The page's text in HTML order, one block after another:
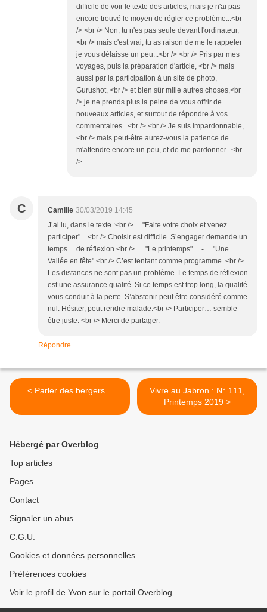
difficile de voir le texte des articles, mais je n'ai pas
encore trouvé le moyen de régler ce problème...<br
/> <br /> Non, tu n'es pas seule devant l'ordinateur,
<br /> mais c'est vrai, tu as raison de me le rappeler
je vous délaisse un peu...<br /> <br /> Pris par mes
voyages, puis la préparation d'article, <br /> mais
aussi par la participation à un site de photo,
Gurushot, <br /> et bien sûr mille autres choses,<br
/> je ne prends plus la peine de vous offrir de
nouveaux articles, et surtout de répondre à vos
commentaires...<br /> <br /> Je suis impardonnable,
<br /> mais peut-être aurez-vous la patience de
m'attendre encore un peu, et de me pardonner...<br
/>
C Camille 30/03/2019 14:45
J’ai lu, dans le texte :<br /> …"Faite votre choix et venez
participer"…<br /> Choisir est difficile. S’engager demande un
temps… de réflexion.<br /> … "Le printemps"… - …"Une
Vallée en fête" <br /> C’est tentant comme programme. <br />
Les distances ne sont pas un problème. Le temps de réflexion
est une assurance qualité. Si ce temps est trop long, la qualité
vous conduit à la perte. S’abstenir peut être considéré comme
nul. Hésiter, peut rendre malade.<br /> Participer… semble
être juste. <br /> Merci de partager.
Répondre
< Parler des bergers...
Vivre au Jabron : N° 111,
Printemps 2019 >
Hébergé par Overblog
Top articles
Pages
Contact
Signaler un abus
C.G.U.
Cookies et données personnelles
Préférences cookies
Voir le profil de Yvon sur le portail Overblog